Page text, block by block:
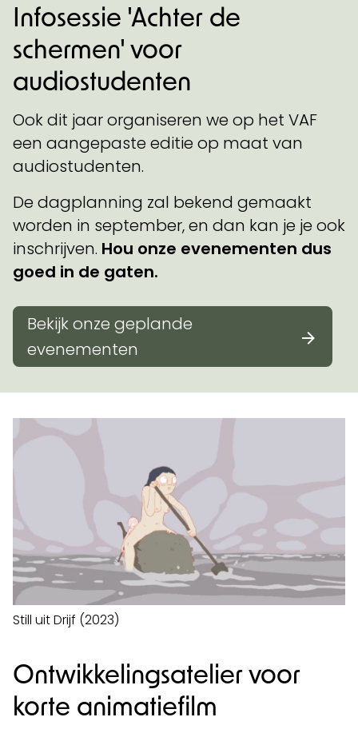
Infosessie 'Achter de
schermen' voor
audiostudenten
Ook dit jaar organiseren we op het VAF
een aangepaste editie op maat van
audiostudenten.
De dagplanning zal bekend gemaakt
worden in september, en dan kan je je ook
inschrijven. Hou onze evenementen dus
goed in de gaten.
Bekijk onze geplande
evenementen
Still uit Drijf (2023)
Ontwikkelingsatelier voor
korte animatiefilm